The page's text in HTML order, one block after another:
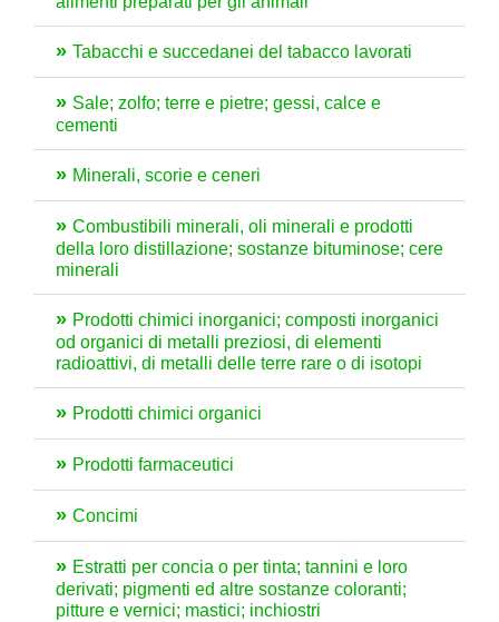
Tabacchi e succedanei del tabacco lavorati
Sale; zolfo; terre e pietre; gessi, calce e
cementi
Minerali, scorie e ceneri
Combustibili minerali, oli minerali e prodotti
della loro distillazione; sostanze bituminose; cere
minerali
Prodotti chimici inorganici; composti inorganici
od organici di metalli preziosi, di elementi
radioattivi, di metalli delle terre rare o di isotopi
Prodotti chimici organici
Prodotti farmaceutici
Concimi
Estratti per concia o per tinta; tannini e loro
derivati; pigmenti ed altre sostanze coloranti;
pitture e vernici; mastici; inchiostri